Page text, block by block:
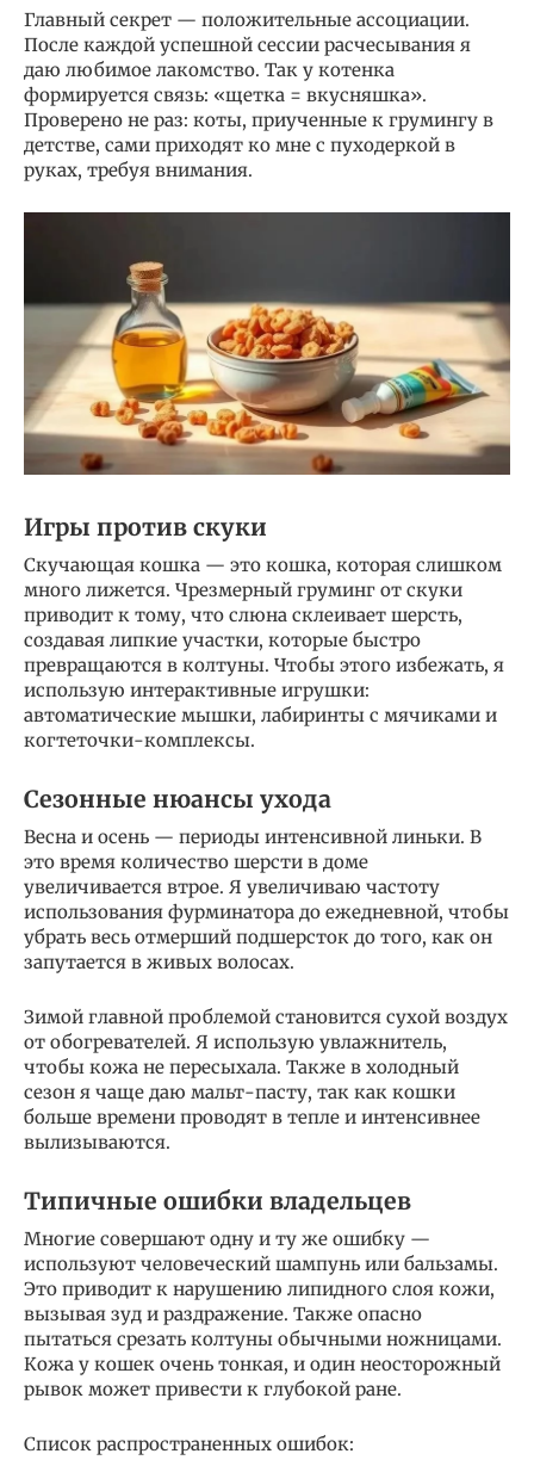
Главный секрет — положительные ассоциации.
После каждой успешной сессии расчесывания я
даю любимое лакомство. Так у котенка
формируется связь: «щетка = вкусняшка».
Проверено не раз: коты, приученные к грумингу в
детстве, сами приходят ко мне с пуходеркой в
руках, требуя внимания.
Игры против скуки
Скучающая кошка — это кошка, которая слишком
много лижется. Чрезмерный груминг от скуки
приводит к тому, что слюна склеивает шерсть,
создавая липкие участки, которые быстро
превращаются в колтуны. Чтобы этого избежать, я
использую интерактивные игрушки:
автоматические мышки, лабиринты с мячиками и
когтеточки-комплексы.
Сезонные нюансы ухода
Весна и осень — периоды интенсивной линьки. В
это время количество шерсти в доме
увеличивается втрое. Я увеличиваю частоту
использования фурминатора до ежедневной, чтобы
убрать весь отмерший подшерсток до того, как он
запутается в живых волосах.
Зимой главной проблемой становится сухой воздух
от обогревателей. Я использую увлажнитель,
чтобы кожа не пересыхала. Также в холодный
сезон я чаще даю мальт-пасту, так как кошки
больше времени проводят в тепле и интенсивнее
вылизываются.
Типичные ошибки владельцев
Многие совершают одну и ту же ошибку —
используют человеческий шампунь или бальзамы.
Это приводит к нарушению липидного слоя кожи,
вызывая зуд и раздражение. Также опасно
пытаться срезать колтуны обычными ножницами.
Кожа у кошек очень тонкая, и один неосторожный
рывок может привести к глубокой ране.
Список распространенных ошибок: